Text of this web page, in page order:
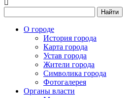
Найти
О городе
История города
Карта города
Устав города
Жители города
Символика города
Фотогалерея
Органы власти